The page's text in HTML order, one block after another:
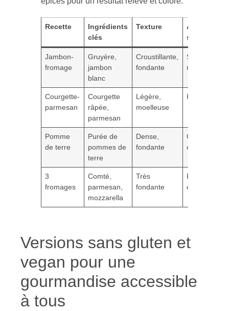
Recette
Ingrédients
clés
Texture
suggéré
Jambon-
fromage
Gruyère,
jambon
blanc
Croustillante,
fondante
Salade
moutarde
Courgette-
parmesan
Courgette
râpée,
parmesan
Légère,
moelleuse
Houmous,
Pomme
de terre
Purée de
pommes de
terre
Dense,
fondante
Crème
ciboulette
3
fromages
Comté,
parmesan,
mozzarella
Très
fondante
Roquette,
cerises
Versions sans gluten et
vegan pour une
gourmandise accessible
à tous